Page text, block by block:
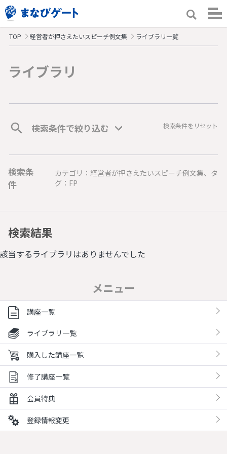
TOP 経営者が押さえたいスピーチ例文集 ライブラリ一覧
ライブラリ
検索条件で絞り込む 検索条件をリセット
検索条
件
カテゴリ：経営者が押さえたいスピーチ例文集、タ
グ：FP
検索結果
該当するライブラリはありませんでした
メニュー
講座一覧
ライブラリ一覧
購入した講座一覧
修了講座一覧
会員特典
登録情報変更